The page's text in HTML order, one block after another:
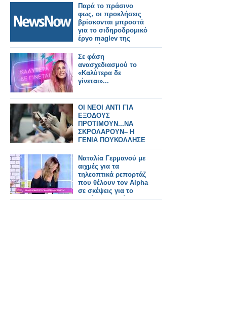
Παρά το πράσινο
φως, οι προκλήσεις
βρίσκονται μπροστά
για το σιδηροδρομικό
έργο maglev της
Ιαπωνίας.
Σε φάση
ανασχεδιασμού το
«Καλύτερα δε
γίνεται»...
ΟΙ ΝΕΟΙ ΑΝΤΙ ΓΙΑ
ΕΞΟΔΟΥΣ
ΠΡΟΤΙΜΟΥΝ...ΝΑ
ΣΚΡΟΛΑΡΟΥΝ– Η
ΓΕΝΙΑ ΠΟΥΚΟΛΛΗΣΕ
ΜΕ ΤΗΝ A.I ΠΑΡΑ ΣΕ
ΑΝΘΡΩΠΟΥΣς
Ναταλία Γερμανού με
αιχμές για τα
τηλεοπτικά ρεπορτάζ
που θέλουν τον Alpha
σε σκέψεις για το
Καλύτερα δε γίνεται...